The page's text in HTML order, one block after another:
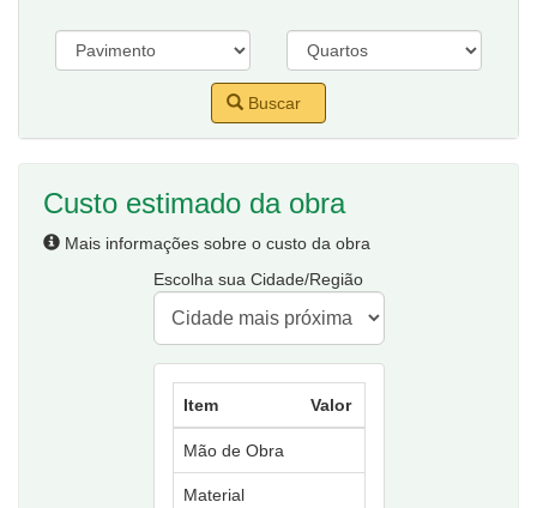
Buscar
Custo estimado da obra
Mais informações sobre o custo da obra
Escolha sua Cidade/Região
Item Valor
Mão de Obra
Material